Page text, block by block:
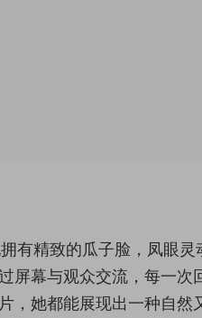
有精致的瓜子脸，凤眼
屏幕与观众交流，每一
，她都能展现出一种自然